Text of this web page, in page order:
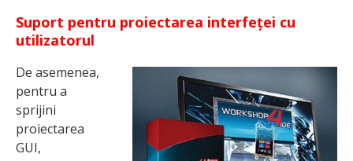
Suport pentru proiectarea interfeței cu
utilizatorul
De asemenea,
pentru a
sprijini
proiectarea
GUI,